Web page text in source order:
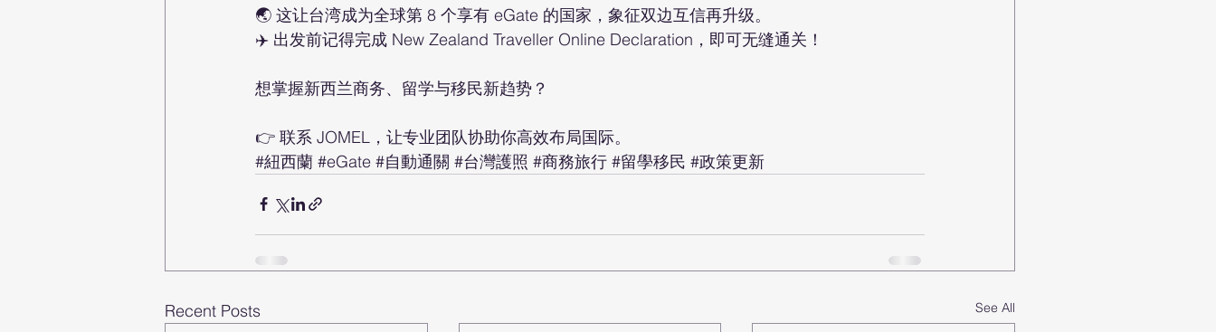
🌏 这让台湾成为全球第 8 个享有 eGate 的国家，象征双边互信再升级。
✈️ 出发前记得完成 New Zealand Traveller Online Declaration，即可无缝通关！
想掌握新西兰商务、留学与移民新趋势？
👉 联系 JOMEL，让专业团队协助你高效布局国际。
#紐西蘭 #eGate #自動通關 #台灣護照 #商務旅行 #留學移民 #政策更新
Recent Posts See All